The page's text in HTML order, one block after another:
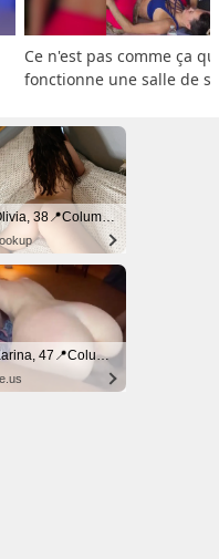
Ce n'est pas comme ça
fonctionne une salle de